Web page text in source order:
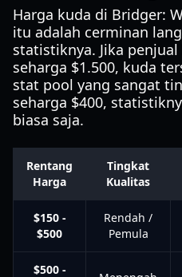
Harga kuda di Bridger:
itu adalah cerminan
statistiknya. Jika
seharga $1.500, kuda
stat pool yang sangat
seharga $400,
biasa saja.
Rentang
Harga
Tingkat
Kualitas
$150 -
$500
Rendah /
Pemula
$500 -